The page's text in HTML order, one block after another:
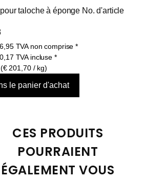
taloche à éponge No. d'article
TVA non comprise *
TVA incluse *
201,70 / kg)
CES PRODUITS
POURRAIENT
ÉGALEMENT VOUS